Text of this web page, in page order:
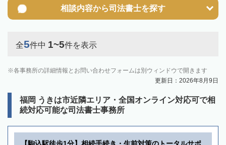
相談内容から司法書士を探す
全5件中 1~5件を表示
各事務所の詳細情報とお問い合わせフォームは別ウィンドウで開きます
更新日：2026年8月9日
福岡 うきは市近隣エリア・全国オンライン対応可で相
続対応可能な司法書士事務所